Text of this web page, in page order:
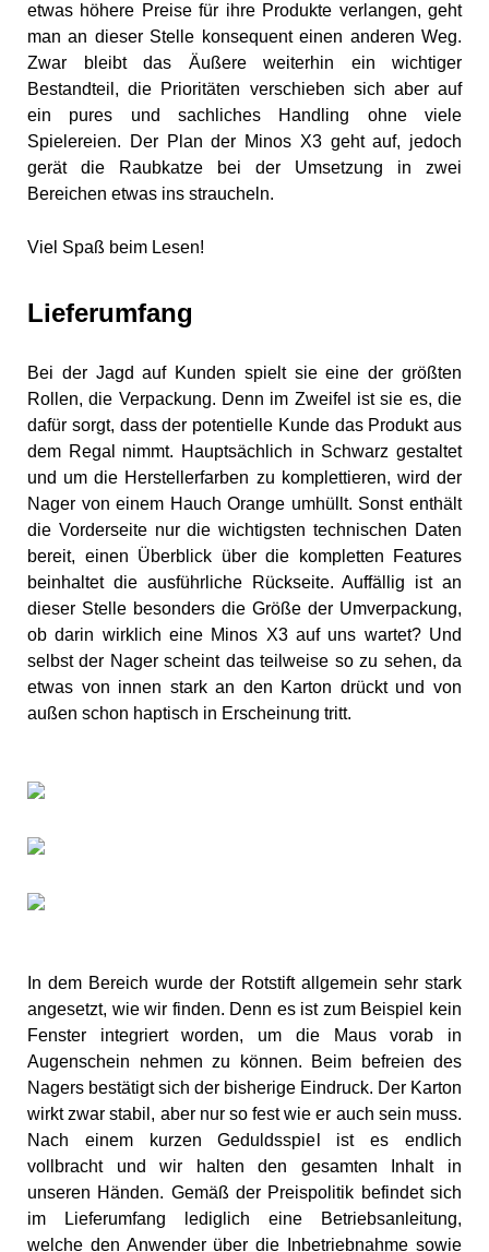
etwas höhere Preise für ihre Produkte verlangen, geht
man an dieser Stelle konsequent einen anderen Weg.
Zwar bleibt das Äußere weiterhin ein wichtiger
Bestandteil, die Prioritäten verschieben sich aber auf
ein pures und sachliches Handling ohne viele
Spielereien. Der Plan der Minos X3 geht auf, jedoch
gerät die Raubkatze bei der Umsetzung in zwei
Bereichen etwas ins straucheln.
Viel Spaß beim Lesen!
Lieferumfang
Bei der Jagd auf Kunden spielt sie eine der größten
Rollen, die Verpackung. Denn im Zweifel ist sie es, die
dafür sorgt, dass der potentielle Kunde das Produkt aus
dem Regal nimmt. Hauptsächlich in Schwarz gestaltet
und um die Herstellerfarben zu komplettieren, wird der
Nager von einem Hauch Orange umhüllt. Sonst enthält
die Vorderseite nur die wichtigsten technischen Daten
bereit, einen Überblick über die kompletten Features
beinhaltet die ausführliche Rückseite. Auffällig ist an
dieser Stelle besonders die Größe der Umverpackung,
ob darin wirklich eine Minos X3 auf uns wartet? Und
selbst der Nager scheint das teilweise so zu sehen, da
etwas von innen stark an den Karton drückt und von
außen schon haptisch in Erscheinung tritt.
In dem Bereich wurde der Rotstift allgemein sehr stark
angesetzt, wie wir finden. Denn es ist zum Beispiel kein
Fenster integriert worden, um die Maus vorab in
Augenschein nehmen zu können. Beim befreien des
Nagers bestätigt sich der bisherige Eindruck. Der Karton
wirkt zwar stabil, aber nur so fest wie er auch sein muss.
Nach einem kurzen Geduldsspiel ist es endlich
vollbracht und wir halten den gesamten Inhalt in
unseren Händen. Gemäß der Preispolitik befindet sich
im Lieferumfang lediglich eine Betriebsanleitung,
welche den Anwender über die Inbetriebnahme sowie